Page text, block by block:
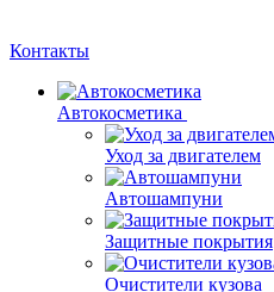
Контакты
Автокосметика
Уход за двигателем
Автошампуни
Защитные покрытия
Очистители кузова